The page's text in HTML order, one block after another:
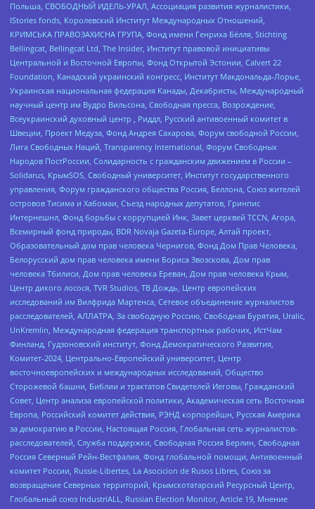
Польша, СВОБОДНЫЙ ИДЕЛЬ-УРАЛ, Ассоциация развития журналистики,
IStories fonds, Королевский Институт Международных Отношений,
КРИМСЬКА ПРАВОЗАХИСНА ГРУПА, Фонд имени Генриха Бёлля, Stichting
Bellingcat, Bellingcat Ltd, The Insider, Институт правовой инициативы
Центральной и Восточной Европы, Фонд Открытой Эстонии, Calvert 22
Foundation, Канадский украинский конгресс, Институт Макдональда-Лорье,
Украинская национальная федерация Канады, Декабристы, Международный
научный центр им Вудро Вильсона, Свободная пресса, Возрождение,
Всеукраинский духовный центр , Риддл, Русский антивоенный комитет в
Швеции, Проект Медуза, Фонд Андрея Сахарова, Форум свободной России,
Лига Свободных Наций, Transparеncy International, Форум Свободных
Народов ПостРоссии, Солидарность с гражданским движением в России –
Solidarus, КрымSOS, Свободный университет, Институт государственного
управления, Форум гражданского общества Россия, Беллона, Союз жителей
островов Тисима и Хабомаи, Съезд народных депутатов, Гринпис
Интернешнл, Фонд борьбы с коррупцией Инк, Завет церквей TCCN, Агора,
Всемирный фонд природы, BDR Novaja Gazeta-Europe, Алтай проект,
Образовательный дом прав человека Чернигов, Фонд Дом Прав Человека,
Белорусский дом прав человека имени Бориса Звозскова, Дом прав
человека Тбилиси, Дом прав человека Ереван, Дом прав человека Крым,
Центр дикого лосося, TVR Studios, ТВ Дождь, Центр европейских
исследований им Вилфрида Мартенса, Сетевое объединение журналистов
расследователей, АЛЛАТРА, За свободную Россию, Свободная Бурятия, Uralic,
UnKremlin, Международная федерация транспортных рабочих, ИстЧам
Финланд, Гудзоновский институт, Фонд Демократического Развития,
Комитет-2024, Центрально-Европейский университет, Центр
восточноевропейских и международных исследований, Общество
Сторожевой башни, Библии и трактатов Свидетелей Иеговы, Гражданский
Совет, Центр анализа европейской политики, Академическая сеть Восточная
Европа, Российский комитет действия, РЭНД корпорейшн, Русская Америка
за демократию в России, Настоящая Россия, Глобальная сеть журналистов-
расследователей, Служба поддержки, Свободная Россия Берлин, Свободная
Россия Северный Рейн-Вестфалия, Фонд глобальной помощи, Антивоенный
комитет России, Russie-Libertes, La Asocicion de Rusos Libres, Союз за
возвращение Северных территорий, Крымскотатарский Ресурсный Центр,
Глобальный союз IndustriALL, Russian Election Monitor, Article 19, Мнение